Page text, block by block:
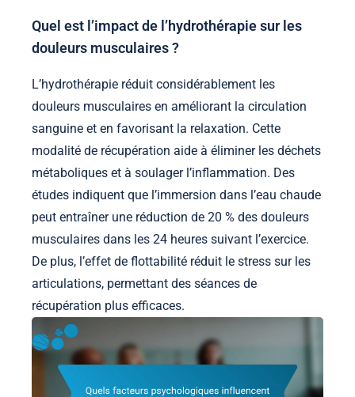
Quel est l’impact de l’hydrothérapie sur les
douleurs musculaires ?
L’hydrothérapie réduit considérablement les
douleurs musculaires en améliorant la circulation
sanguine et en favorisant la relaxation. Cette
modalité de récupération aide à éliminer les déchets
métaboliques et à soulager l’inflammation. Des
études indiquent que l’immersion dans l’eau chaude
peut entraîner une réduction de 20 % des douleurs
musculaires dans les 24 heures suivant l’exercice.
De plus, l’effet de flottabilité réduit le stress sur les
articulations, permettant des séances de
récupération plus efficaces.